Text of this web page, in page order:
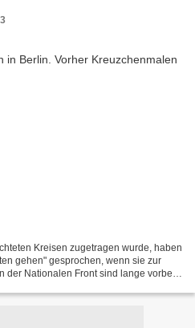
Kreisen zugetragen wurde, haben
gehen" gesprochen, wenn sie zur
Nationalen Front sind lange vorbei.